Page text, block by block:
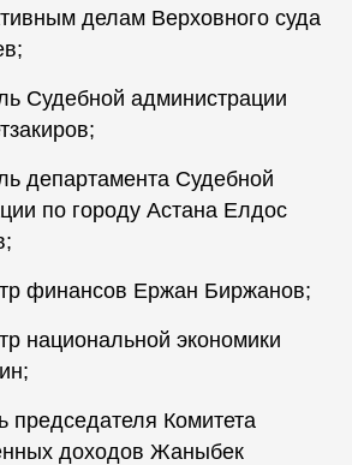
делам Верховного суда
Судебной администрации
департамента Судебной
по городу Астана Елдос
финансов Ержан Биржанов;
национальной экономики
председателя Комитета
доходов Жаныбек